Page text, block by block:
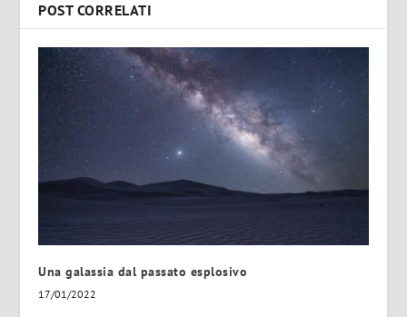
POST CORRELATI
Una galassia dal passato esplosivo
17/01/2022